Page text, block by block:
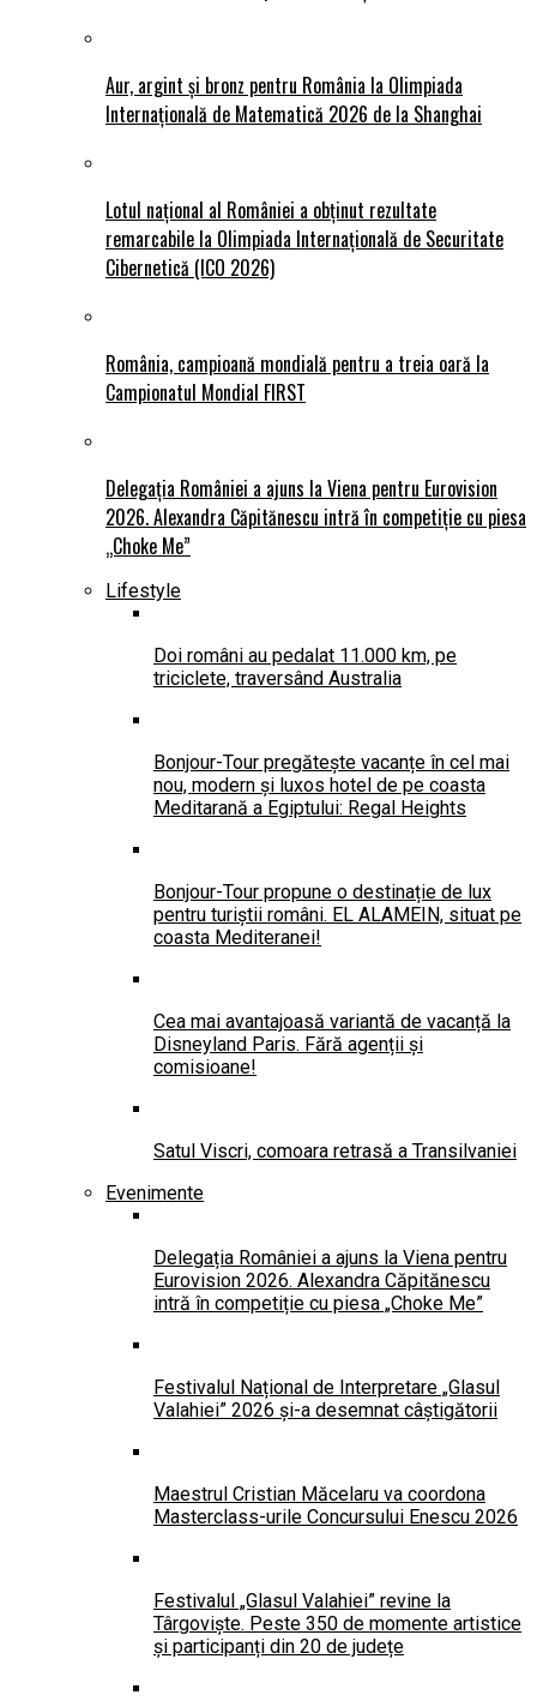
Aur, argint și bronz pentru România la Olimpiada
Internațională de Matematică 2026 de la Shanghai
Lotul național al României a obținut rezultate
remarcabile la Olimpiada Internațională de Securitate
Cibernetică (ICO 2026)
România, campioană mondială pentru a treia oară la
Campionatul Mondial FIRST
Delegația României a ajuns la Viena pentru Eurovision
2026. Alexandra Căpitănescu intră în competiție cu piesa
„Choke Me”
Lifestyle
Doi români au pedalat 11.000 km, pe
triciclete, traversând Australia
Bonjour-Tour pregătește vacanțe în cel mai
nou, modern și luxos hotel de pe coasta
Meditarană a Egiptului: Regal Heights
Bonjour-Tour propune o destinație de lux
pentru turiștii români. EL ALAMEIN, situat pe
coasta Mediteranei!
Cea mai avantajoasă variantă de vacanță la
Disneyland Paris. Fără agenții și
comisioane!
Satul Viscri, comoara retrasă a Transilvaniei
Evenimente
Delegația României a ajuns la Viena pentru
Eurovision 2026. Alexandra Căpitănescu
intră în competiție cu piesa „Choke Me”
Festivalul Național de Interpretare „Glasul
Valahiei” 2026 și-a desemnat câștigătorii
Maestrul Cristian Măcelaru va coordona
Masterclass-urile Concursului Enescu 2026
Festivalul „Glasul Valahiei” revine la
Târgoviște. Peste 350 de momente artistice
și participanți din 20 de județe